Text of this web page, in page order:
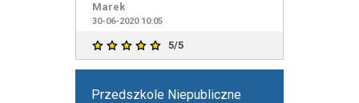
Marek
30-06-2020 10:05
5/5
Przedszkole Niepubliczne